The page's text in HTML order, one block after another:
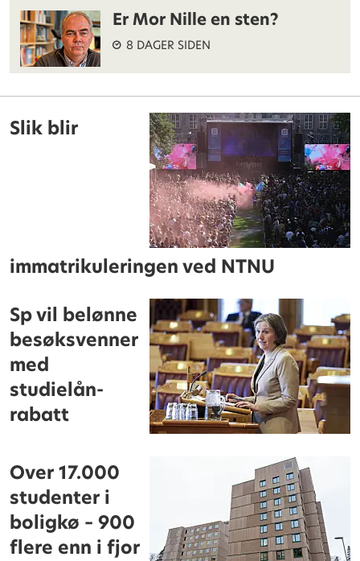
Er Mor Nille en sten?
8 DAGER SIDEN
Slik blir
immatrikuleringen ved NTNU
Sp vil belønne
besøksvenner
med
studielån-
rabatt
Over 17.000
studenter i
boligkø – 900
flere enn i fjor